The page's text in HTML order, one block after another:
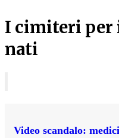
I cimiteri per
nati
Video scandalo: